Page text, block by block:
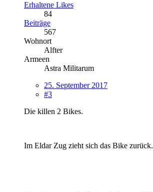
Erhaltene Likes
84
Beiträge
567
Wohnort
Alfter
Armeen
Astra Militarum
25. September 2017
#3
Die killen 2 Bikes.
Im Eldar Zug zieht sich das Bike zurück.